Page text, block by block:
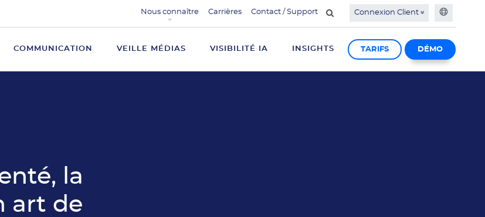
Nous connaître Carrières Contact / Support Connexion Client
COMMUNICATION VEILLE MÉDIAS VISIBILITÉ IA INSIGHTS TARIFS DÉMO
la
art de